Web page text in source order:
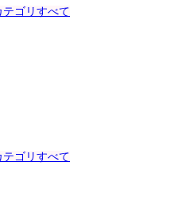
テゴリすべて
ゴリすべて